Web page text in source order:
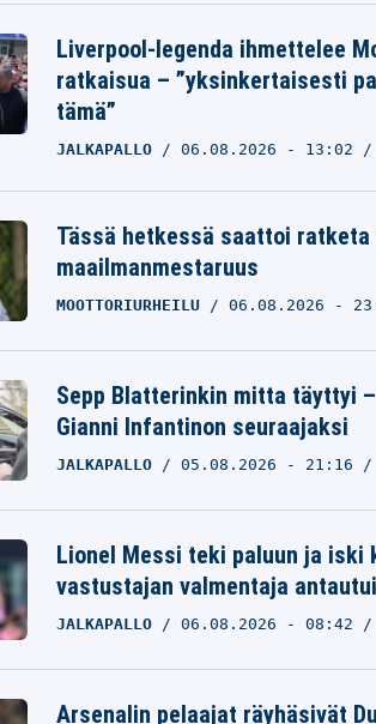
Liverpool-legenda ihmettelee
ratkaisua – ”yksinkertaisesti
tämä”
JALKAPALLO 06.08.2026 - 13:02
Tässä hetkessä saattoi ratketa
maailmanmestaruus
MOOTTORIURHEILU 06.08.2026 -
Sepp Blatterinkin mitta täyttyi
Gianni Infantinon seuraajaksi
JALKAPALLO 05.08.2026 - 21:16
Lionel Messi teki paluun ja iski
vastustajan valmentaja
JALKAPALLO 06.08.2026 - 08:42
Arsenalin pelaajat räyhäsivät